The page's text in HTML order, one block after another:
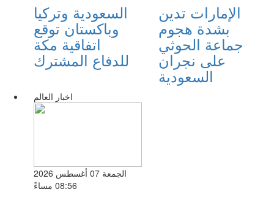
السعودية وتركيا
وباكستان توقع
اتفاقية مكة
للدفاع المشترك
الإمارات تدين
بشدة هجوم
جماعة الحوثي
على نجران
السعودية
اخبار العالم
الجمعة 07 أغسطس 2026
08:56 مساءً